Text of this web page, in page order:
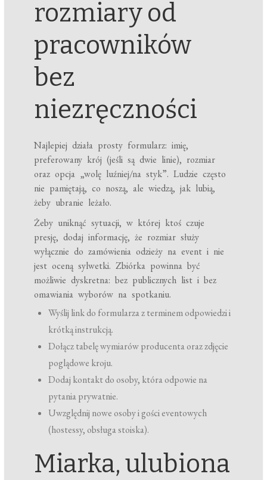
rozmiary od
pracowników
bez
niezręczności
Najlepiej działa prosty formularz: imię,
preferowany krój (jeśli są dwie linie), rozmiar
oraz opcja „wolę luźniej/na styk”. Ludzie często
nie pamiętają, co noszą, ale wiedzą, jak lubią,
żeby ubranie leżało.
Żeby uniknąć sytuacji, w której ktoś czuje
presję, dodaj informację, że rozmiar służy
wyłącznie do zamówienia odzieży na event i nie
jest oceną sylwetki. Zbiórka powinna być
możliwie dyskretna: bez publicznych list i bez
omawiania wyborów na spotkaniu.
Wyślij link do formularza z terminem odpowiedzi i
krótką instrukcją.
Dołącz tabelę wymiarów producenta oraz zdjęcie
poglądowe kroju.
Dodaj kontakt do osoby, która odpowie na
pytania prywatnie.
Uwzględnij nowe osoby i gości eventowych
(hostessy, obsługa stoiska).
Miarka, ulubiona